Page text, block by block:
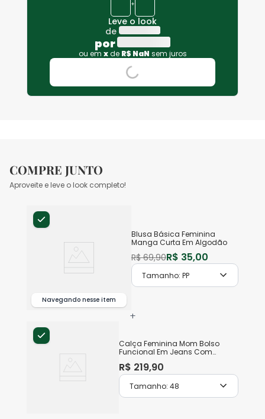
+
Leve o look
de
por
ou em x de R$ NaN sem juros
COMPRE JUNTO
Aproveite e leve o look completo!
Navegando nesse item
Blusa Básica Feminina
Manga Curta Em Algodão
R$ 69,90R$ 35,00
Tamanho: PP
+
Calça Feminina Mom Bolso
Funcional Em Jeans Com
R$ 219,90
Tamanho:48